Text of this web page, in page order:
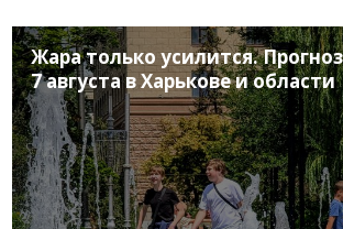
Жара только усилится.
7 августа в Харькове и области